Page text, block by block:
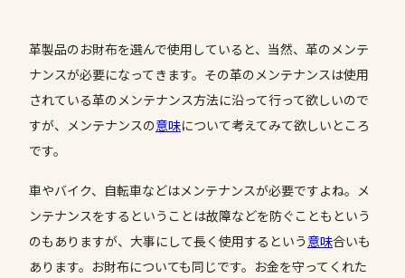
革製品のお財布を選んで使用していると、当然、革のメンテ
ナンスが必要になってきます。その革のメンテナンスは使用
されている革のメンテナンス方法に沿って行って欲しいので
すが、メンテナンスの意味について考えてみて欲しいところ
です。
車やバイク、自転車などはメンテナンスが必要ですよね。メ
ンテナンスをするということは故障などを防ぐこともという
のもありますが、大事にして長く使用するという意味合いも
あります。お財布についても同じです。お金を守ってくれた